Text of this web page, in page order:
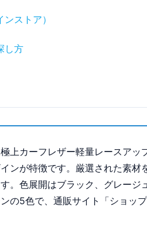
ストア）
し方
上カーフレザー軽量レースアッ
ンが特徴です。厳選された素材
。色展開はブラック、グレージ
の5色で、通販サイト「ショッ